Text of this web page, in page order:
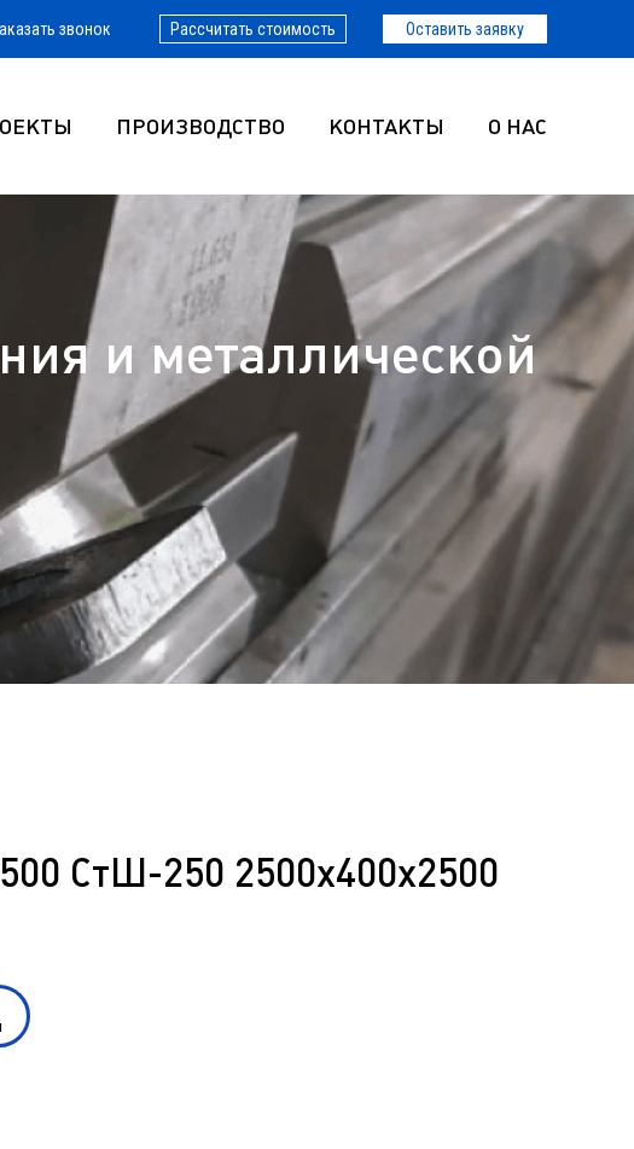
звонок Рассчитать стоимость Оставить заявку
ПРОИЗВОДСТВО КОНТАКТЫ О НАС
и металлической
СтШ-250 2500х400х2500